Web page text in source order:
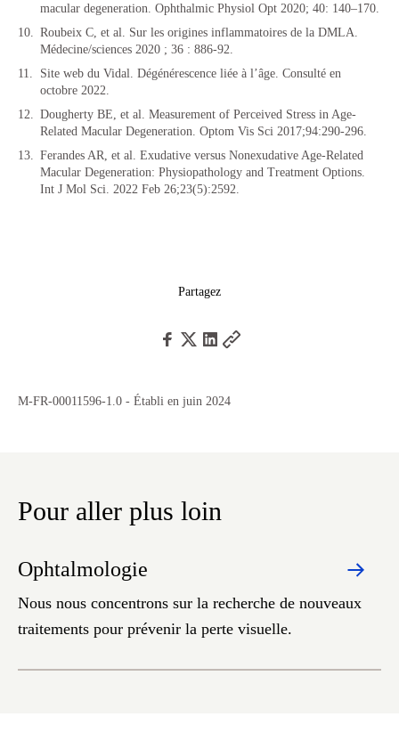
macular degeneration. Ophthalmic Physiol Opt 2020; 40: 140–170.
Roubeix C, et al. Sur les origines inflammatoires de la DMLA.
Médecine/sciences 2020 ; 36 : 886-92.
Site web du Vidal. Dégénérescence liée à l’âge. Consulté en
octobre 2022.
Dougherty BE, et al. Measurement of Perceived Stress in Age-
Related Macular Degeneration. Optom Vis Sci 2017;94:290-296.
Ferandes AR, et al. Exudative versus Nonexudative Age-Related
Macular Degeneration: Physiopathology and Treatment Options.
Int J Mol Sci. 2022 Feb 26;23(5):2592.
Partagez
M-FR-00011596-1.0 - Établi en juin 2024
Pour aller plus loin
Ophtalmologie
Nous nous concentrons sur la recherche de nouveaux
traitements pour prévenir la perte visuelle.